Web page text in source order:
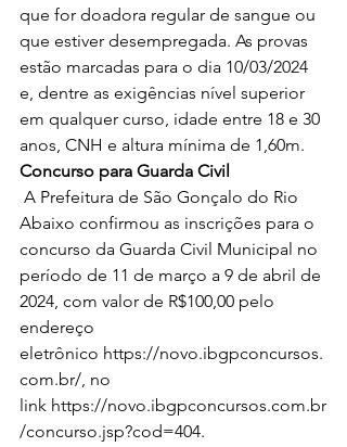
que for doadora regular de sangue ou
que estiver desempregada. As provas
estão marcadas para o dia 10/03/2024
e, dentre as exigências nível superior
em qualquer curso, idade entre 18 e 30
anos, CNH e altura mínima de 1,60m.
Concurso para Guarda Civil
A Prefeitura de São Gonçalo do Rio
Abaixo confirmou as inscrições para o
concurso da Guarda Civil Municipal no
período de 11 de março a 9 de abril de
2024, com valor de R$100,00 pelo
endereço
eletrônico https://novo.ibgpconcursos.
com.br/ , no
link https://novo.ibgpconcursos.com.br
/concurso.jsp?cod=404.